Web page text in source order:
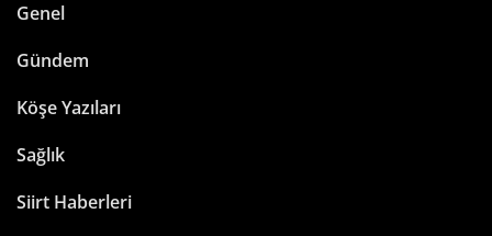
Genel
Gündem
Köşe Yazıları
Sağlık
Siirt Haberleri